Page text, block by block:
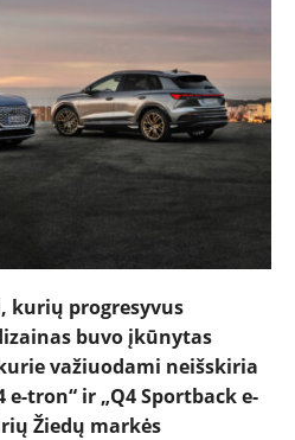
kurių progresyvus
buvo įkūnytas
važiuodami neišskiria
tron“ ir „Q4 Sportback e-
Žiedų markės